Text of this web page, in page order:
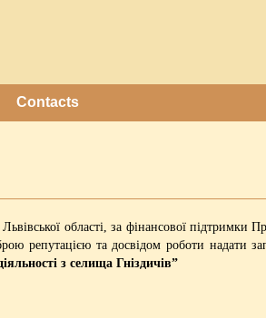
Contacts
області, за фінансової
репутацією та досвідом роботи надати
з селища Гніздичів”